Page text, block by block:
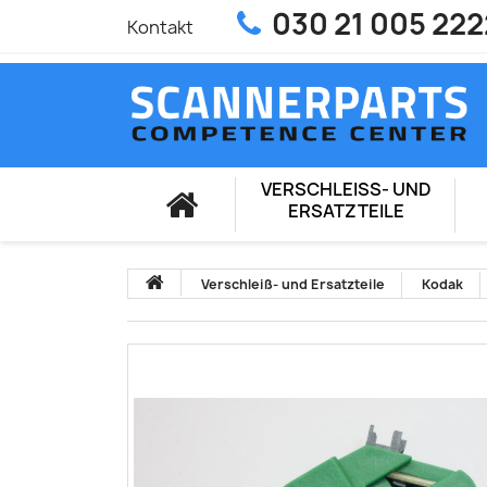
Kontakt 030 21 005
VERSCHLEISS- UND E
RSATZTEILE
Verschleiß- und Ersatzteile Kodak